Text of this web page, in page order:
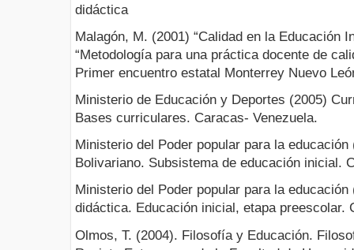
didáctica
Malagón, M. (2001) “Calidad en la Educación
“Metodología para una práctica docente de
Primer encuentro estatal Monterrey Nuevo
Ministerio de Educación y Deportes (2005)
Bases curriculares. Caracas- Venezuela.
Ministerio del Poder popular para la
Bolivariano. Subsistema de educación inicial.
Ministerio del Poder popular para la
didáctica. Educación inicial, etapa preescolar.
Olmos, T. (2004). Filosofía y Educación.